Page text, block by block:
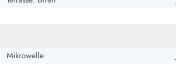
Mikrowelle